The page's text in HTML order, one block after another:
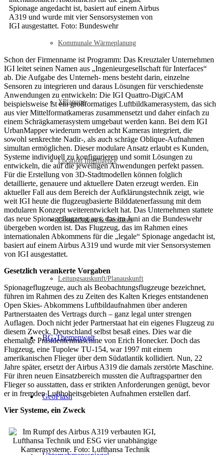
Kommunale Wärmeplanung
XPlanung
Location Intelligence
Geomarketing & Geodaten
Leitungsauskunft/Planauskunft
BG-Themenwelt
GeoFlash
Spionage angedacht ist, basiert auf einem Airbus
A319 und wurde mit vier Sensorsystemen von
IGI ausgestattet. Foto: Bundeswehr
Schon der Firmenname ist Programm: Das Kreuztaler Unternehmen
IGI leitet seinen Namen aus „Ingenieurgesellschaft für Interfaces“
ab. Die Aufgabe des Unterneh- mens besteht darin, einzelne
Sensoren zu integrieren und daraus Lösungen für verschiedenste
Anwendungen zu entwickeln: Die IGI Quattro-DigiCAM
beispielsweise ist ein großformatiges Luftbildkamerasystem, das sich
aus vier Mittelformatkameras zusammensetzt und daher einfach zu
einem Schrägkamerasystem umgebaut werden kann. Bei dem IGI
UrbanMapper wiederum werden acht Kameras integriert, die
sowohl senkrechte Nadir-, als auch schräge Oblique-Aufnahmen
simultan ermöglichen. Dieser modulare Ansatz erlaubt es Kunden,
Systeme individuell zu konfigurieren und somit Lösungen zu
entwickeln, die auf die jeweiligen Anwendungen perfekt passen.
Für die Erstellung von 3D-Stadtmodellen können folglich
detaillierte, genauere und aktuellere Daten erzeugt werden. Ein
aktueller Fall aus dem Bereich der Aufklärungstechnik zeigt, wie
weit IGI heute die flugzeugbasierte Bilddatenerfassung mit dem
modularen Konzept weiterentwickelt hat. Das Unternehmen stattete
das neue Spionageflugzeug aus, das im Juni an die Bundeswehr
übergeben worden ist. Das Flugzeug, das im Rahmen eines
internationalen Abkommens für die „legale“ Spionage angedacht ist,
basiert auf einem Airbus A319 und wurde mit vier Sensorsystemen
von IGI ausgestattet.
Gesetzlich verankerte Vorgaben
Spionageflugzeuge, auch als Beobachtungsflugzeuge bezeichnet,
führen im Rahmen des zu Zeiten des Kalten Krieges entstandenen
Open Skies- Abkommens Luftbildaufnahmen über anderen
Partnerstaaten des Vertrags durch – ganz legal unter strengen
Auflagen. Doch nicht jeder Partnerstaat hat ein eigenes Flugzeug zu
diesem Zweck. Deutschland selbst besaß eines. Dies war die
ehemalige Präsidentenmaschine von Erich Honecker. Doch das
Flugzeug, eine Tupolew TU-154, war 1997 mit einem
amerikanischen Flieger über dem Südatlantik kollidiert. Nun, 22
Jahre später, ersetzt der Airbus A319 die damals zerstörte Maschine.
Für ihren neuen Einsatzbereich mussten die Auftragspartner den
Flieger so ausstatten, dass er strikten Anforderungen genügt, bevor
er in fremden Lufthoheitsgebieten Aufnahmen erstellen darf.
Vier Systeme, ein Zweck